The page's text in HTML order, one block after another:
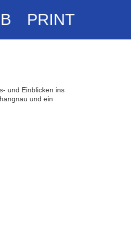
PRINT
und Einblicken ins
und ein